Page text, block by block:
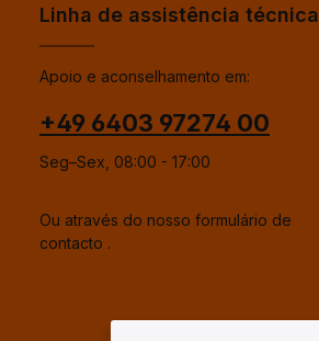
Linha de assistência técnica
Apoio e aconselhamento em:
+49 6403 97274 00
Seg–Sex, 08:00 - 17:00
Ou através do nosso formulário de
contacto .